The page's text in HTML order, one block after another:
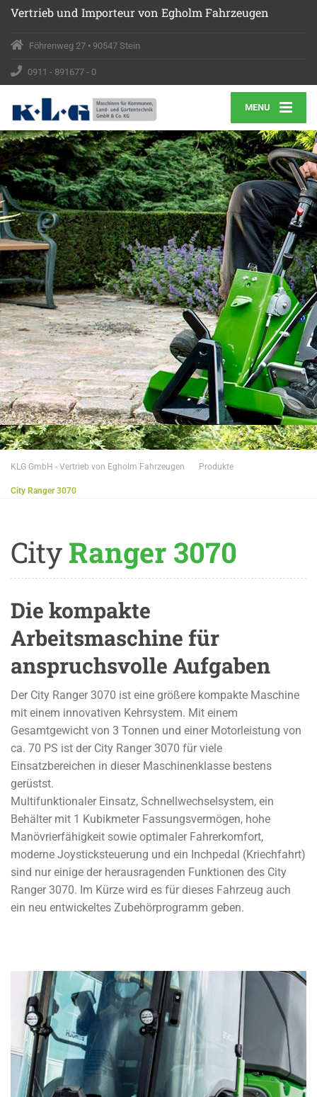
Vertriebund Importeur von Egholm Fahrzeugen
Föhrenweg 27 • 90547 Stein
0911 - 891677 - 0
MENU
KLG GmbH - Vertrieb von Egholm Fahrzeugen Produkte
City Ranger 3070
CityRanger 3070
Die kompakte
Arbeitsmaschine für
anspruchsvolle Aufgaben
Der City Ranger 3070 ist eine größere kompakte Maschine
mit einem innovativen Kehrsystem. Mit einem
Gesamtgewicht von 3 Tonnen und einer Motorleistung von
ca. 70 PS ist der City Ranger 3070 für viele
Einsatzbereichen in dieser Maschinenklasse bestens
gerüstst.
Multifunktionaler Einsatz, Schnellwechselsystem, ein
Behälter mit 1 Kubikmeter Fassungsvermögen, hohe
Manövrierfähigkeit sowie optimaler Fahrerkomfort,
moderne Joysticksteuerung und ein Inchpedal (Kriechfahrt)
sind nur einige der herausragenden Funktionen des City
Ranger 3070. Im Kürze wird es für dieses Fahrzeug auch
ein neu entwickeltes Zubehörprogramm geben.